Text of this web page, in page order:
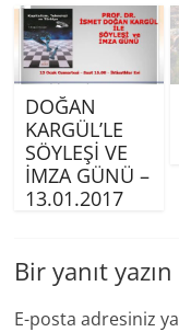
DOĞAN
KARGÜL’LE
SÖYLEŞİ VE
İMZA GÜNÜ –
13.01.2017
Bir yanıt yazın
E-posta adresiniz